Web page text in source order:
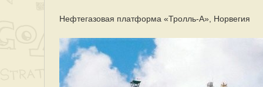
Нефтегазовая платформа «Тролль-А», Норвегия